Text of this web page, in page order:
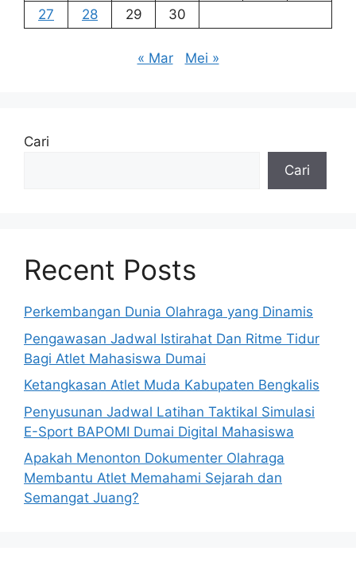
27
28 29 30
« Mar Mei »
Cari
Cari
Recent Posts
Perkembangan Dunia Olahraga yang Dinamis
Pengawasan Jadwal Istirahat Dan Ritme Tidur
Bagi Atlet Mahasiswa Dumai
Ketangkasan Atlet Muda Kabupaten Bengkalis
Penyusunan Jadwal Latihan Taktikal Simulasi
E-Sport BAPOMI Dumai Digital Mahasiswa
Apakah Menonton Dokumenter Olahraga
Membantu Atlet Memahami Sejarah dan
Semangat Juang?